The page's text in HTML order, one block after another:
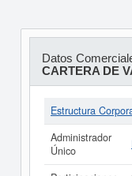
Datos
CARTERA DE
Estructura
Administrador
Único